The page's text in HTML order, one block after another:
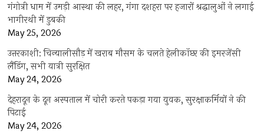
गंगोत्री धाम में उमड़ी आस्था की लहर, गंगा दशहरा पर हजारों श्रद्धालुओं ने लगाई
भागीरथी में डुबकी
May 25, 2026
उत्तरकाशी: चिन्यालीसौड़ में खराब मौसम के चलते हेलीकॉप्टर की इमरजेंसी
लैंडिंग, सभी यात्री सुरक्षित
May 24, 2026
देहरादून के दून अस्पताल में चोरी करते पकड़ा गया युवक, सुरक्षाकर्मियों ने की
पिटाई
May 24, 2026